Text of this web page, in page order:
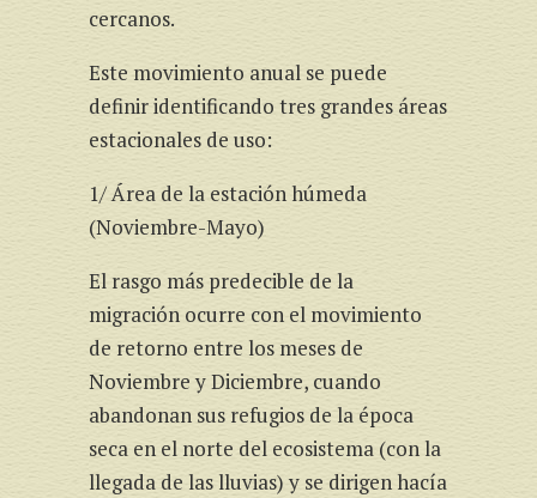
cercanos.
Este movimiento anual se puede
definir identificando tres grandes áreas
estacionales de uso:
1/ Área de la estación húmeda
(Noviembre-Mayo)
El rasgo más predecible de la
migración ocurre con el movimiento
de retorno entre los meses de
Noviembre y Diciembre, cuando
abandonan sus refugios de la época
seca en el norte del ecosistema (con la
llegada de las lluvias) y se dirigen hacía